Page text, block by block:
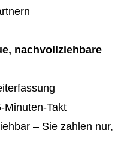
nachvollziehbare
Minuten-Takt
– Sie zahlen nur,